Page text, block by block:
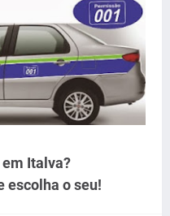
Italva?
escolha o seu!